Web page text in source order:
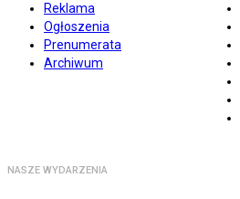
Reklama
Ogłoszenia
Prenumerata
Archiwum
NASZE WYDARZENIA